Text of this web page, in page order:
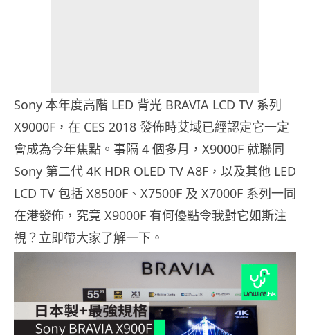
Sony 本年度高階 LED 背光 BRAVIA LCD TV 系列
X9000F，在 CES 2018 發佈時艾域已經認定它一定
會成為今年焦點。事隔 4 個多月，X9000F 就聯同
Sony 第二代 4K HDR OLED TV A8F，以及其他 LED
LCD TV 包括 X8500F、X7500F 及 X7000F 系列一同
在港發佈，究竟 X9000F 有何優點令我對它如斯注
視？立即帶大家了解一下。